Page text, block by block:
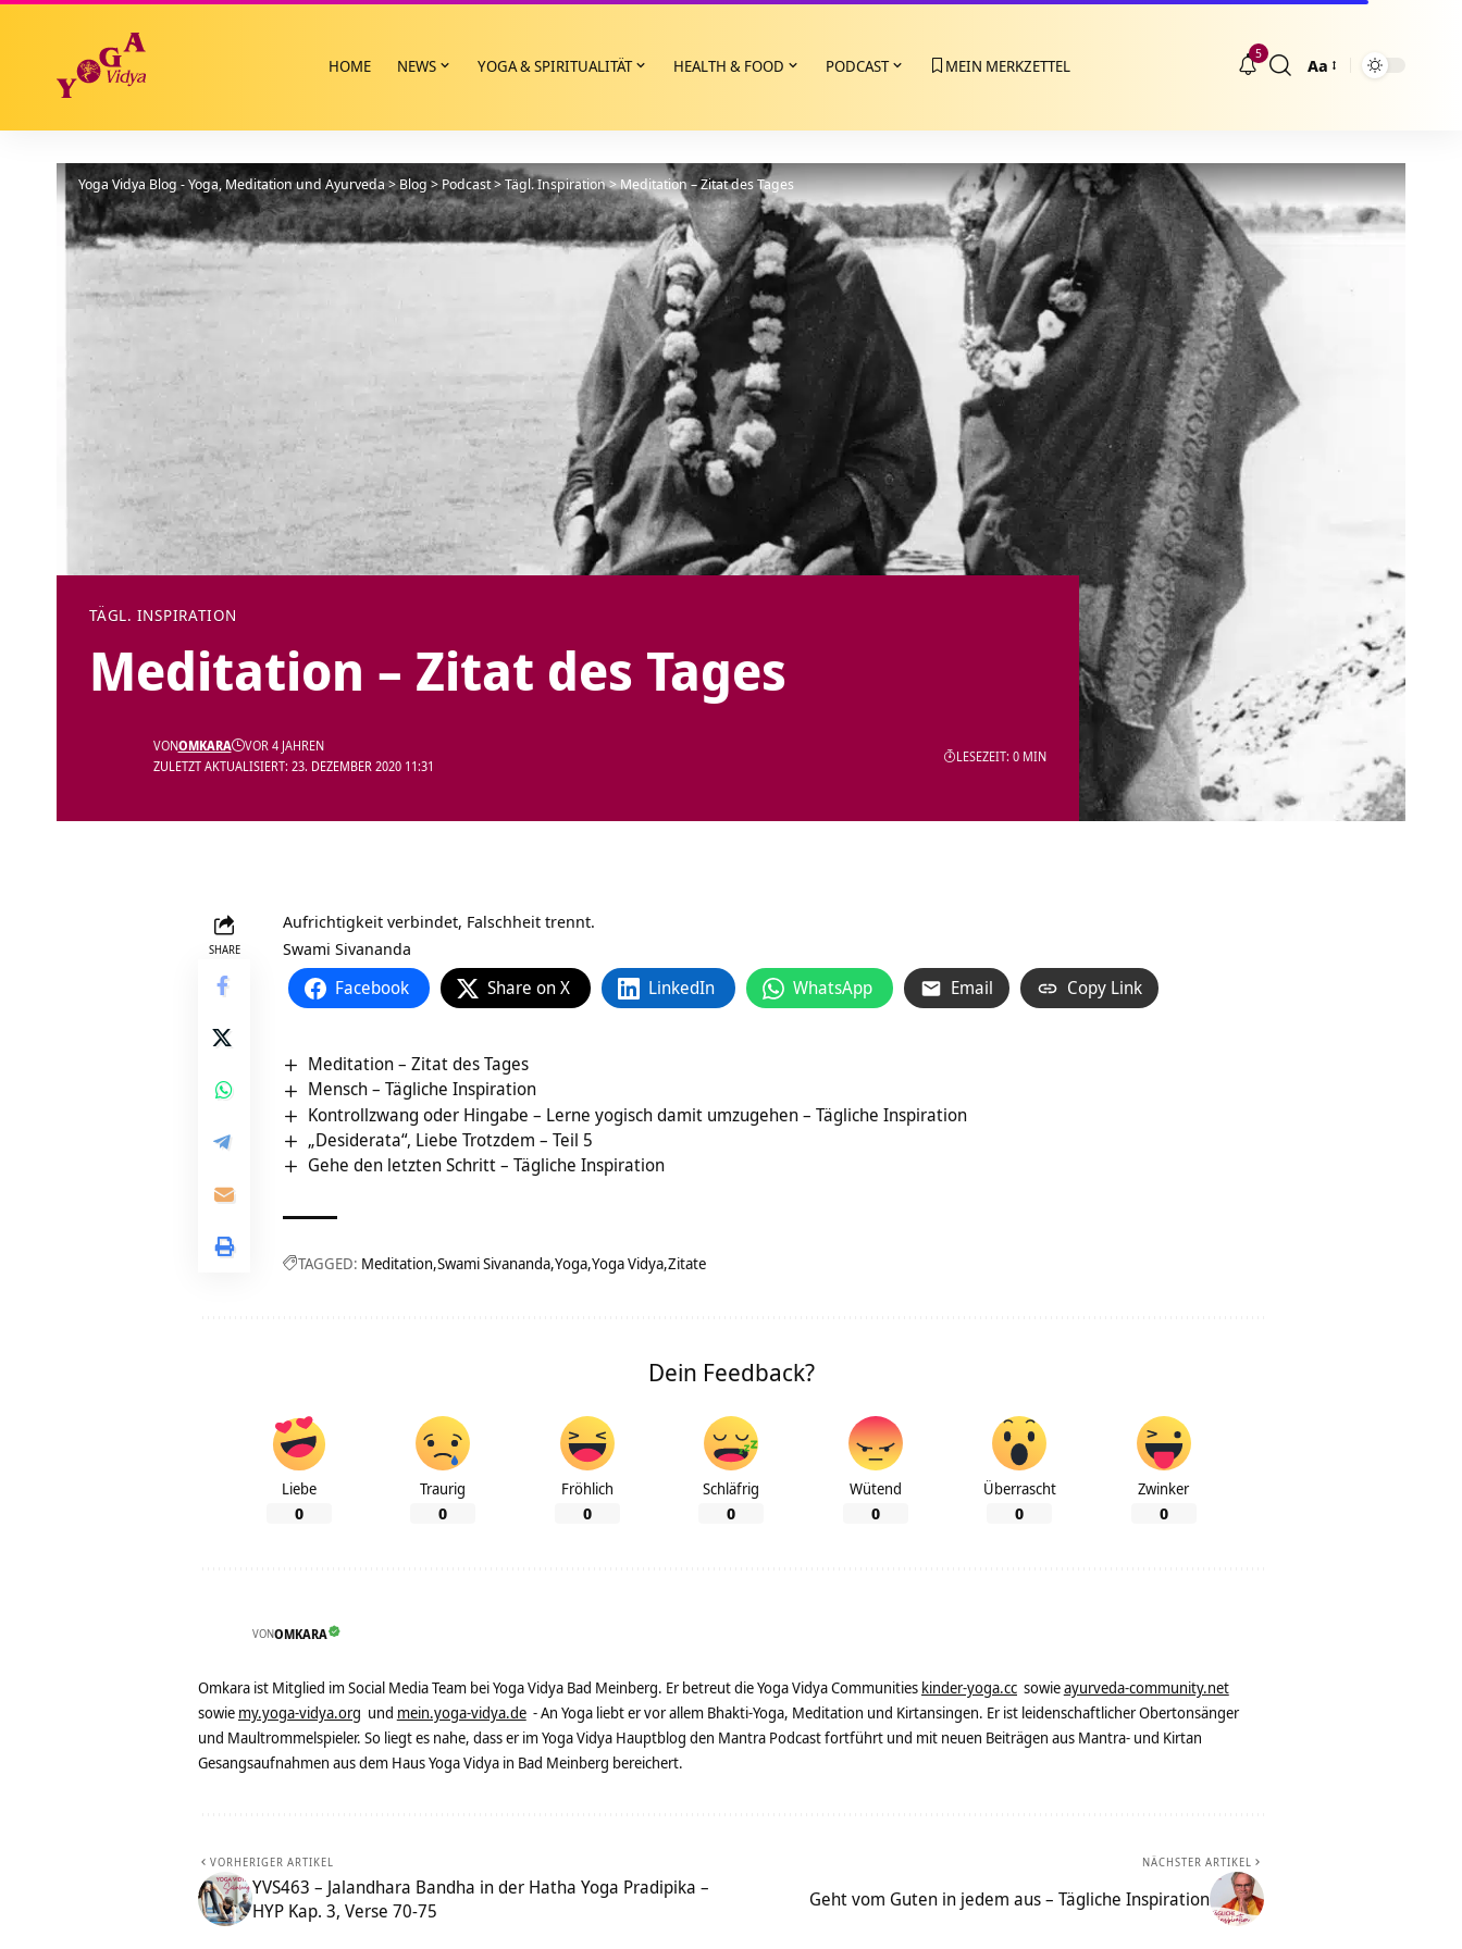
HOME NEWS YOGA & SPIRITUALITÄT HEALTH & FOOD PODCAST MEIN MERKZETTEL
5
Größenänderung
Aa
Yoga Vidya Blog - Yoga, Meditation und Ayurveda>Blog>Podcast>Tägl. Inspiration>Meditation – Zitat des Tages
TÄGL. INSPIRATION
Meditation – Zitat des Tages
ZULETZT AKTUALISIERT: 23. DEZEMBER 2020 11:31
VONOMKARA VOR 4 JAHREN
LESEZEIT: 0 MIN
SHARE
Aufrichtigkeit verbindet, Falschheit trennt.
Swami Sivananda
Facebook Share on X LinkedIn WhatsApp Email Copy Link
Meditation – Zitat des Tages
Mensch – Tägliche Inspiration
Kontrollzwang oder Hingabe – Lerne yogisch damit umzugehen – Tägliche Inspiration
„Desiderata“, Liebe Trotzdem – Teil 5
Gehe den letzten Schritt – Tägliche Inspiration
TAGGED: Meditation Swami Sivananda Yoga Yoga Vidya Zitate
Dein Feedback?
Liebe
0
Traurig
0
Fröhlich
0
Schläfrig
0
Wütend
0
Überrascht
0
Zwinker
0
VONOMKARA
Omkara ist Mitglied im Social Media Team bei Yoga Vidya Bad Meinberg. Er betreut die Yoga Vidya Communities kinder-yoga.cc sowieayurveda-community.net
sowie my.yoga-vidya.org und mein.yoga-vidya.de - An Yoga liebt er vor allem Bhakti-Yoga, Meditation und Kirtansingen. Er ist leidenschaftlicher Obertonsänger
und Maultrommelspieler. So liegt es nahe, dass er im Yoga Vidya Hauptblog den Mantra Podcast fortführt und mit neuen Beiträgen aus Mantra- und Kirtan
Gesangsaufnahmen aus dem Haus Yoga Vidya in Bad Meinberg bereichert.
VORHERIGER ARTIKEL
YVS463 – Jalandhara Bandha in der Hatha Yoga Pradipika –
HYP Kap. 3, Verse 70-75
NÄCHSTER ARTIKEL
Geht vom Guten in jedem aus – Tägliche Inspiration